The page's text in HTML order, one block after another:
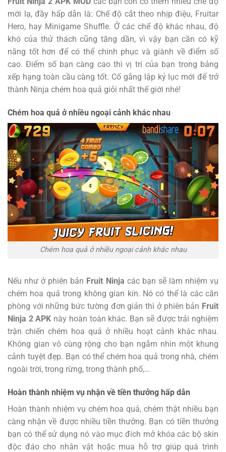
mới lạ, đầy hấp dẫn là: Chế độ cắt theo nhịp điệu, Fruitar
Hero, hay Minigame Shuffle. Ở các chế độ khác nhau, độ
khó của thử thách cũng tăng dần, vì vậy bạn cần có kỹ
năng tốt hơn để có thể chinh phục và giành về điểm số
cao. Điểm số bạn càng cao thì vị trí của bạn trong bảng
xếp hạng toàn cầu càng tốt. Cố gắng lập kỷ lục mới để trở
thành Ninja chém hoa quả giỏi nhất thế giới nhé!
Chém hoa quả ở nhiều ngoại cảnh khác nhau
Chém hoa quả ở nhiều ngoại cảnh khác nhau
Nếu như ở phiên bản Fruit Ninja các bạn sẽ làm nhiệm vụ
chém hoa quả trong không gian kín. Nó có thể là các căn
phòng với những bức tường đơn giản thì ở phiên bản Fruit
Ninja 2 APK này hoàn toàn khác. Bạn sẽ được trải nghiệm
trận chiến chém hoa quả ở nhiều hoạt cảnh khác nhau.
Không gian vô cùng rộng cho bạn ngắm nhìn một khung
cảnh tuyệt đẹp. Bạn có thể chém hoa quả trong nhà, chém
ngoài trời, trong rừng, trong thành phố,…
Hoàn thành nhiệm vụ nhận về tiền thưởng hấp dẫn
Hoàn thành nhiệm vụ chém hoa quả, chém thật nhiều bạn
càng nhận về được nhiều tiền thưởng. Bạn có tiền thưởng
bạn có thể sử dụng nó vào mục đích mở khóa các bộ skin
độc đáo cho nhân vật hoặc mua hỗ trợ giúp quá trình